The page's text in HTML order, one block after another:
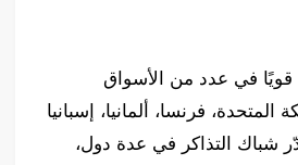
في عدد من الأسواق
المتحدة، فرنسا، ألمانيا، إسبانيا
شباك التذاكر في عدة دول،